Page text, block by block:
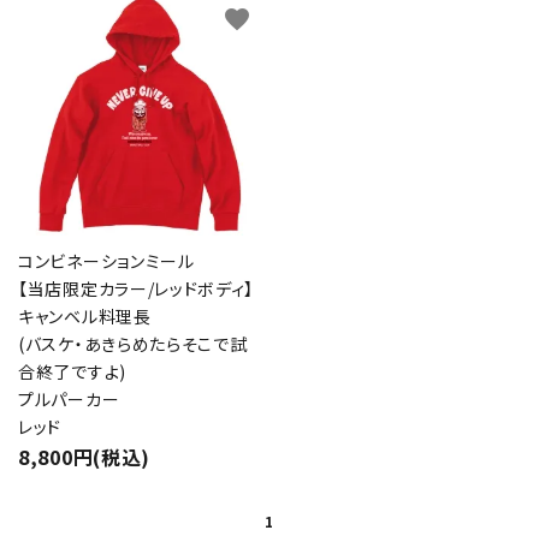
コンビネーションミール
【当店限定カラー/レッドボディ】
キャンベル料理長
(バスケ・あきらめたらそこで試
合終了ですよ)
プルパーカー
レッド
8,800円(税込)
favorite
1